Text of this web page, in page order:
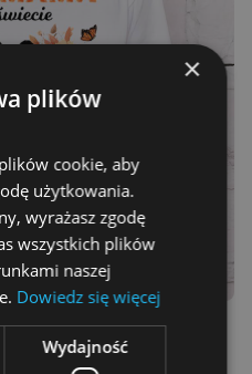
Koszulka
×
plików
cookie, aby
użytkowania.
wyrażasz zgodę
wszystkich plików
naszej
Dowiedz się więcej
Wydajność